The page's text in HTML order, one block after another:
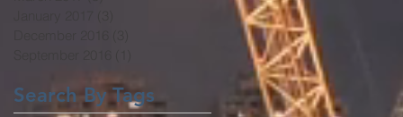
Search By Tags